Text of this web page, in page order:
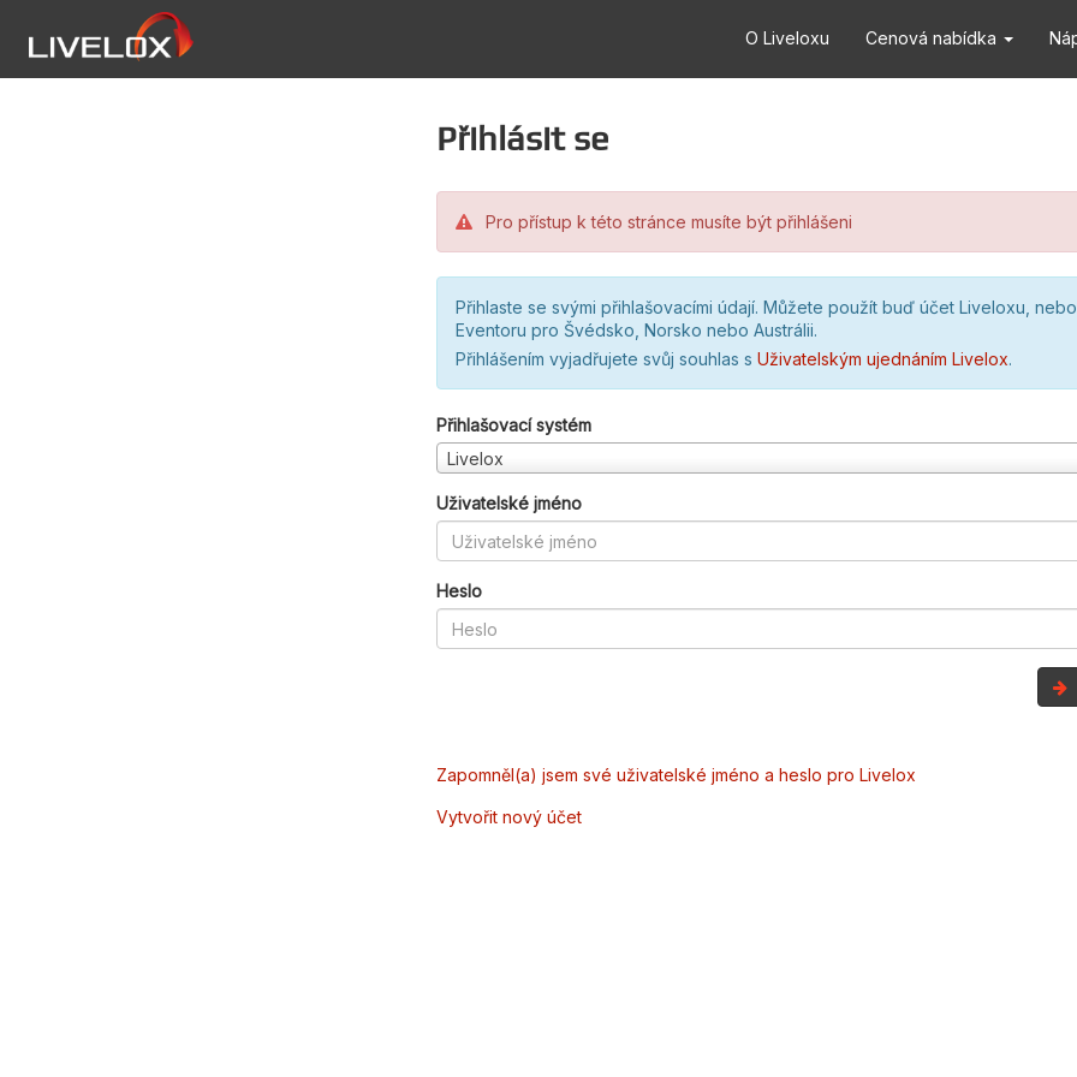
O Liveloxu Cenová nabídka
Přihlásit se
Pro přístup k této stránce musíte být přihlášeni
Přihlaste se svými přihlašovacími údají. Můžete použít buď účet Liveloxu,
Eventoru pro Švédsko, Norsko nebo Austrálii.
Přihlášením vyjadřujete svůj souhlas s Uživatelským ujednáním Livelox.
Přihlašovací systém
Livelox
Uživatelské jméno
Heslo
Zapomněl(a) jsem své uživatelské jméno a heslo pro Livelox
Vytvořit nový účet